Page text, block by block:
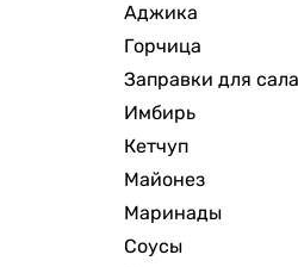
Персона
Молком
Московский
АВС
Чудесница
Камако
Лу-ка
Аджика
Горчица
Заправки для
Имбирь
Кетчуп
Майонез
Маринады
Соусы